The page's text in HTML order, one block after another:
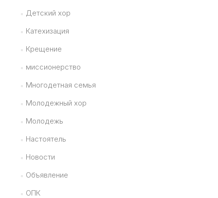
Детский хор
Катехизация
Крещение
миссионерство
Многодетная семья
Молодежный хор
Молодежь
Настоятель
Новости
Объявление
ОПК